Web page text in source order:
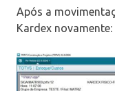
Após a
Kardex novamente: